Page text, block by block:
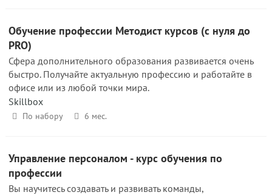
Обучение профессии Методист курсов (с нуля до
PRO)
Сфера дополнительного образования развивается очень
быстро. Получайте актуальную профессию и работайте в
офисе или из любой точки мира.
Skillbox
По набору 6 мес.
Управление персоналом - курс обучения по
профессии
Вы научитесь создавать и развивать команды,